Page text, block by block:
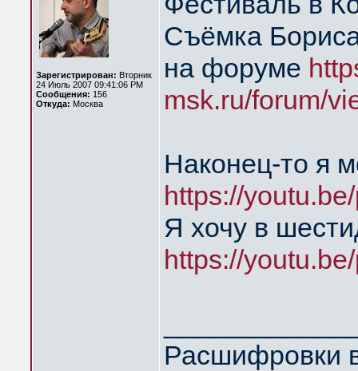
Зарегистрирован: Вторник
24 Июль 2007 09:41:06 PM
Сообщения: 156
Откуда: Москва
Съёмка
на форуме
msk.ru/forum/
Наконец-то я
https://
Я хочу в
https://
Расшифровки